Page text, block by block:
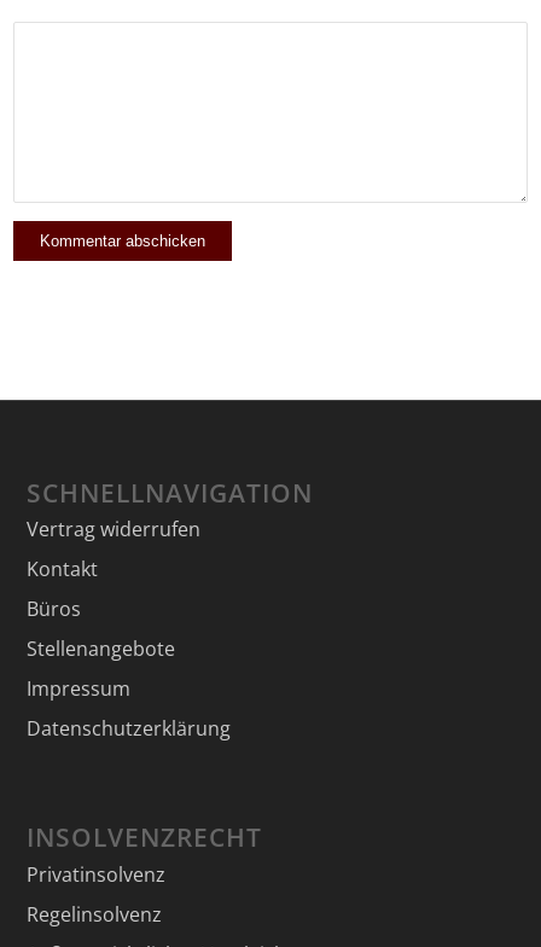
SCHNELLNAVIGATION
Vertrag widerrufen
Kontakt
Büros
Stellenangebote
Impressum
Datenschutzerklärung
INSOLVENZRECHT
Privatinsolvenz
Regelinsolvenz